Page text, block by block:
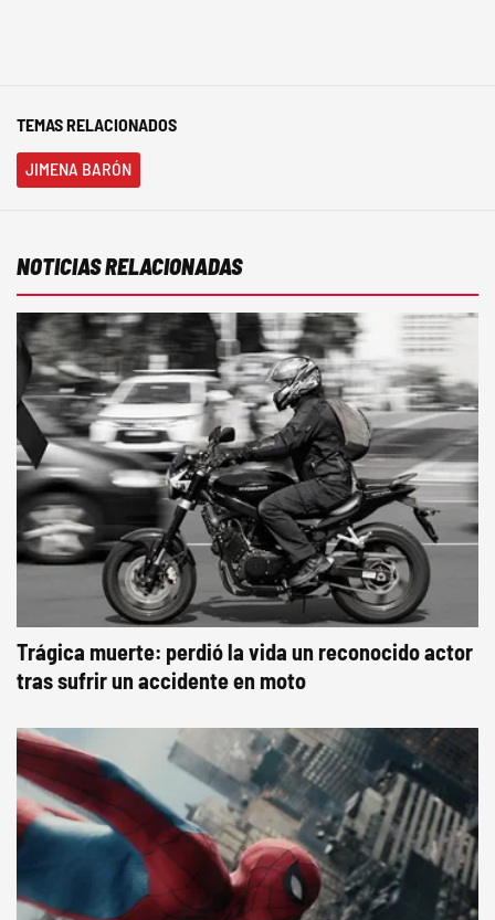
TEMAS RELACIONADOS
JIMENA BARÓN
NOTICIAS RELACIONADAS
Trágica muerte: perdió la vida un reconocido actor
tras sufrir un accidente en moto